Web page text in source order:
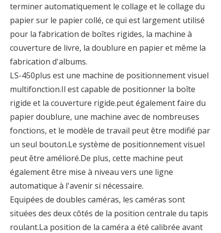
terminer automatiquement le collage et le collage du
papier sur le papier collé, ce qui est largement utilisé
pour la fabrication de boîtes rigides, la machine à
couverture de livre, la doublure en papier et même la
fabrication d'albums.
LS-450plus est une machine de positionnement visuel
multifonction.Il est capable de positionner la boîte
rigide et la couverture rigide.peut également faire du
papier doublure, une machine avec de nombreuses
fonctions, et le modèle de travail peut être modifié par
un seul bouton.Le système de positionnement visuel
peut être amélioré.De plus, cette machine peut
également être mise à niveau vers une ligne
automatique à l'avenir si nécessaire.
Equipées de doubles caméras, les caméras sont
situées des deux côtés de la position centrale du tapis
roulant.La position de la caméra a été calibrée avant